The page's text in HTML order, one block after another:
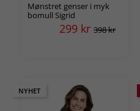
Mønstret genser i myk
bomull Sigrid
299 kr 398 kr
NYHET